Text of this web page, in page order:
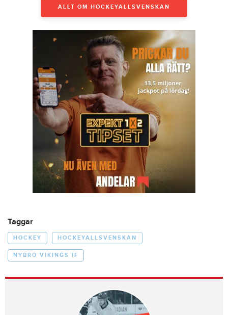
ALLT OM HOCKEYALLSVENSKAN
Taggar
HOCKEY HOCKEYALLSVENSKAN
NYBRO VIKINGS IF